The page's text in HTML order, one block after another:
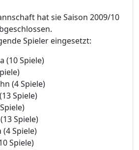
hat sie Saison 2009/10
Spieler eingesetzt:
(10 Spiele)
(4 Spiele)
Spiele)
Spiele)
(4 Spiele)
Spiele)